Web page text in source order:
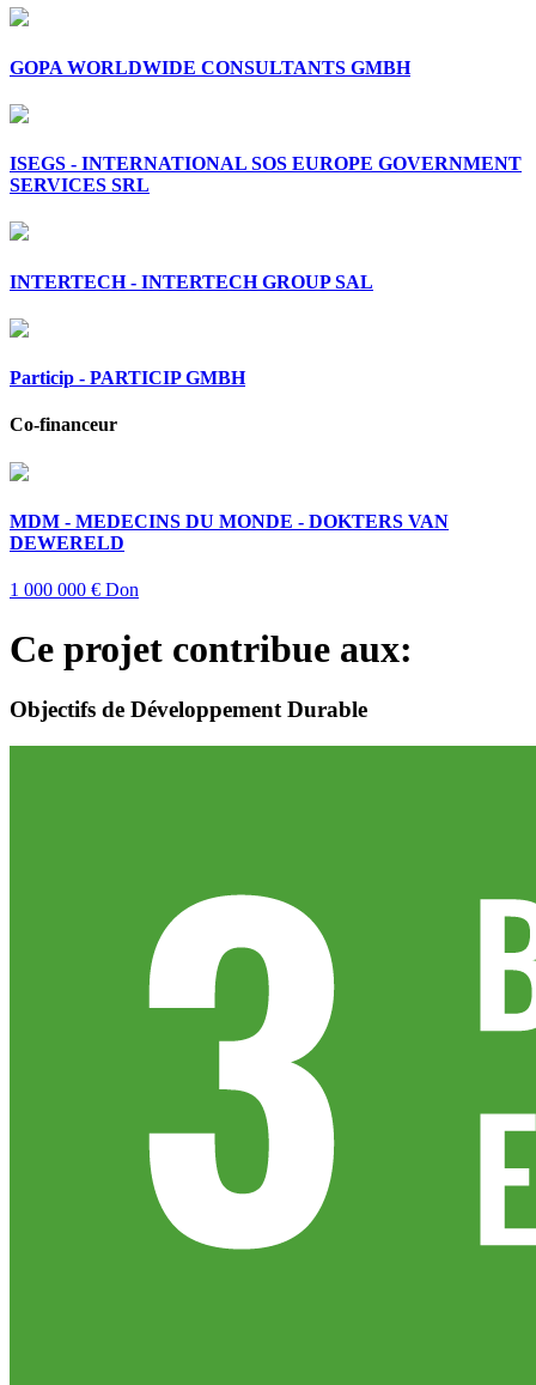
GOPA WORLDWIDE CONSULTANTS GMBH
ISEGS - INTERNATIONAL SOS EUROPE GOVERNMENT
SERVICES SRL
INTERTECH - INTERTECH GROUP SAL
Particip - PARTICIP GMBH
Co-financeur
MDM - MEDECINS DU MONDE - DOKTERS VAN
DEWERELD
1 000 000 € Don
Ce projet contribue aux:
Objectifs de Développement Durable